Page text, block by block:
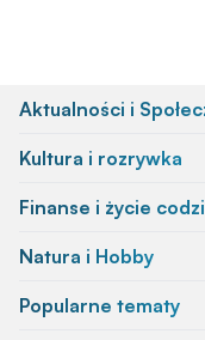
Aktualności i
Kultura i rozrywka
Finanse i życie
Natura i Hobby
Popularne tematy